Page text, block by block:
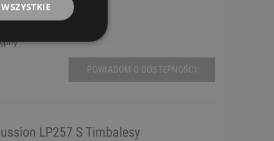
POWIADOM O DOSTĘPNOŚCI
LP257 S Timbalesy